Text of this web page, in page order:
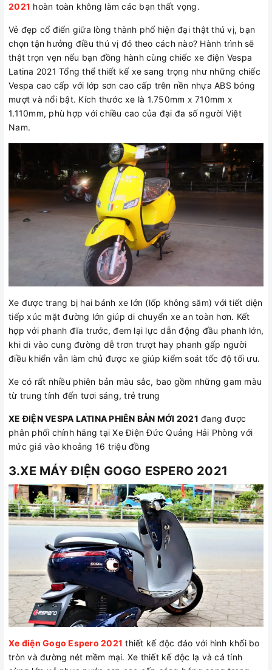
2021 hoàn toàn không làm các bạn thất vọng.
Vẻ đẹp cổ điển giữa lòng thành phố hiện đại thật thú vị, bạn
chọn tận hưởng điều thú vị đó theo cách nào? Hành trình sẽ
thật trọn vẹn nếu bạn đồng hành cùng chiếc xe điện Vespa
Latina 2021 Tổng thể thiết kế xe sang trọng như những chiếc
Vespa cao cấp với lớp sơn cao cấp trên nền nhựa ABS bóng
mượt và nổi bật. Kích thước xe là 1.750mm x 710mm x
1.110mm, phù hợp với chiều cao của đại đa số người Việt
Nam.
Xe được trang bị hai bánh xe lớn (lốp không săm) với tiết diện
tiếp xúc mặt đường lớn giúp di chuyển xe an toàn hơn. Kết
hợp với phanh đĩa trước, đem lại lực dẫn động đầu phanh lớn,
khi di vào cung đường dễ trơn trượt hay phanh gấp người
điều khiển vẫn làm chủ được xe giúp kiểm soát tốc độ tối ưu.
Xe có rất nhiều phiên bản màu sắc, bao gồm những gam màu
từ trung tính đến tươi sáng, trẻ trung
XE ĐIỆN VESPA LATINA PHIÊN BẢN MỚI 2021 đang được
phân phối chính hãng tại Xe Điện Đức Quảng Hải Phòng với
mức giá vào khoảng 16 triệu đồng
3.XE MÁY ĐIỆN GOGO ESPERO 2021
Xe điện Gogo Espero 2021 thiết kế độc đáo với hình khối bo
tròn và đường nét mềm mại. Xe thiết kế độc lạ và cá tính